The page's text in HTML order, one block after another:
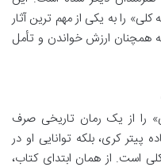
را به یکی از مهم ترین آثار
همچنان ارزش خواندن و تأمل
را از یک رمان تاریخی صرف
پیتر کری، بلکه توانایی او در
است. از همان ابتدای کتاب،